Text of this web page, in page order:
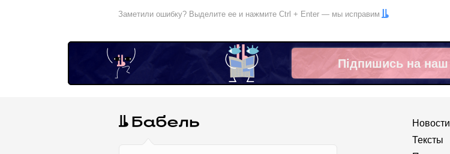
Заметили ошибку? Выделите ее и нажмите Ctrl + Enter — мы исправим
Підпишись на наш
Facebook
Новости
Тексты